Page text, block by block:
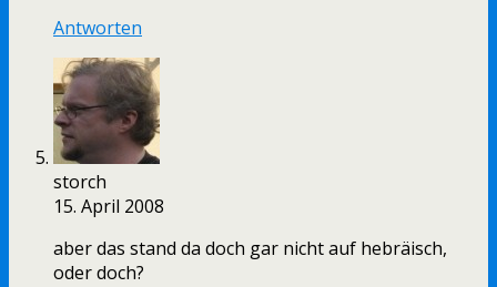
Antworten
storch
15. April 2008
aber das stand da doch gar nicht auf hebräisch,
oder doch?